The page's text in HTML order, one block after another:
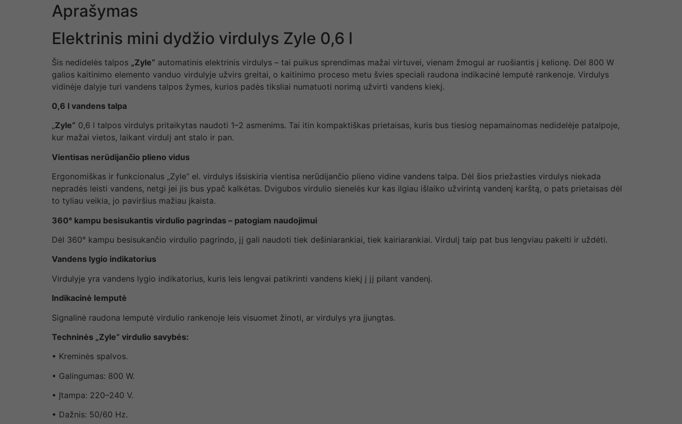
Aprašymas
Elektrinis mini dydžio virdulys Zyle 0,6 l
Šis nedidelės talpos „Zyle“ automatinis elektrinis virdulys – tai puikus sprendimas mažai virtuvei, vienam žmogui ar ruošiantis į kelionę. Dėl 800 W
galios kaitinimo elemento vanduo virdulyje užvirs greitai, o kaitinimo proceso metu švies speciali raudona indikacinė lemputė rankenoje. Virdulys
vidinėje dalyje turi vandens talpos žymes, kurios padės tiksliai numatuoti norimą užvirti vandens kiekį.
0,6 l vandens talpa
„Zyle“ 0,6 l talpos virdulys pritaikytas naudoti 1–2 asmenims. Tai itin kompaktiškas prietaisas, kuris bus tiesiog nepamainomas nedidelėje patalpoje,
kur mažai vietos, laikant virdulį ant stalo ir pan.
Vientisas nerūdijančio plieno vidus
Ergonomiškas ir funkcionalus „Zyle“ el. virdulys išsiskiria vientisa nerūdijančio plieno vidine vandens talpa. Dėl šios priežasties virdulys niekada
nepradės leisti vandens, netgi jei jis bus ypač kalkėtas. Dvigubos virdulio sienelės kur kas ilgiau išlaiko užvirintą vandenį karštą, o pats prietaisas dėl
to tyliau veikia, jo paviršius mažiau įkaista.
360° kampu besisukantis virdulio pagrindas – patogiam naudojimui
Dėl 360° kampu besisukančio virdulio pagrindo, jį gali naudoti tiek dešiniarankiai, tiek kairiarankiai. Virdulį taip pat bus lengviau pakelti ir uždėti.
Vandens lygio indikatorius
Virdulyje yra vandens lygio indikatorius, kuris leis lengvai patikrinti vandens kiekį į jį pilant vandenį.
Indikacinė lemputė
Signalinė raudona lemputė virdulio rankenoje leis visuomet žinoti, ar virdulys yra įjungtas.
Techninės „Zyle“ virdulio savybės:
• Kreminės spalvos.
• Galingumas: 800 W.
• Įtampa: 220–240 V.
• Dažnis: 50/60 Hz.